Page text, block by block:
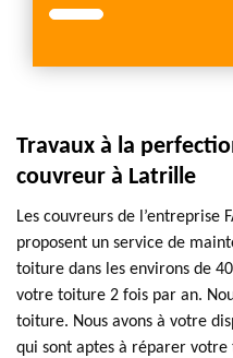
Travaux à la
couvreur à Latrille
Les couvreurs de l’entreprise
proposent un service de
toiture dans les environs de
votre toiture 2 fois par an.
toiture. Nous avons à votre
qui sont aptes à réparer